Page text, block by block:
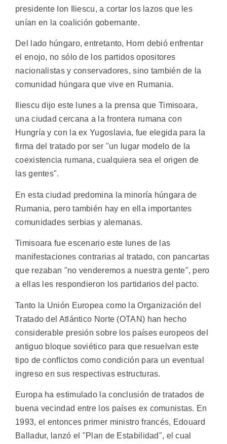
presidente Ion Iliescu, a cortar los lazos que les
unían en la coalición gobernante.
Del lado húngaro, entretanto, Horn debió enfrentar
el enojo, no sólo de los partidos opositores
nacionalistas y conservadores, sino también de la
comunidad húngara que vive en Rumania.
Iliescu dijo este lunes a la prensa que Timisoara,
una ciudad cercana a la frontera rumana con
Hungría y con la ex Yugoslavia, fue elegida para la
firma del tratado por ser "un lugar modelo de la
coexistencia rumana, cualquiera sea el origen de
las gentes".
En esta ciudad predomina la minoría húngara de
Rumania, pero también hay en ella importantes
comunidades serbias y alemanas.
Timisoara fue escenario este lunes de las
manifestaciones contrarias al tratado, con pancartas
que rezaban "no venderemos a nuestra gente", pero
a ellas les respondieron los partidarios del pacto.
Tanto la Unión Europea como la Organización del
Tratado del Atlántico Norte (OTAN) han hecho
considerable presión sobre los países europeos del
antiguo bloque soviético para que resuelvan este
tipo de conflictos como condición para un eventual
ingreso en sus respectivas estructuras.
Europa ha estimulado la conclusión de tratados de
buena vecindad entre los países ex comunistas. En
1993, el entonces primer ministro francés, Edouard
Balladur, lanzó el "Plan de Estabilidad", el cual